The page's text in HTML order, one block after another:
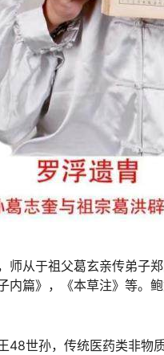
师从于祖父葛玄亲传弟子
内篇》，《本草注》等。
48世孙，传统医药类非物